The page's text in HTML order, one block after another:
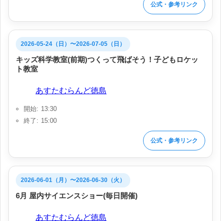
公式・参考リンク
2026-05-24（日）〜2026-07-05（日）
キッズ科学教室(前期)つくって飛ばそう！子どもロケッ
ト教室
あすたむらんど徳島
開始: 13:30
終了: 15:00
公式・参考リンク
2026-06-01（月）〜2026-06-30（火）
6月 屋内サイエンスショー(毎日開催)
あすたむらんど徳島